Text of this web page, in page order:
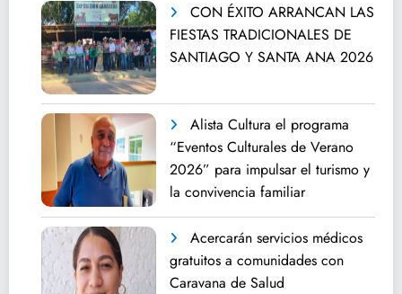
CON ÉXITO ARRANCAN LAS
FIESTAS TRADICIONALES DE
SANTIAGO Y SANTA ANA 2026
Alista Cultura el programa
“Eventos Culturales de Verano
2026” para impulsar el turismo y
la convivencia familiar
Acercarán servicios médicos
gratuitos a comunidades con
Caravana de Salud